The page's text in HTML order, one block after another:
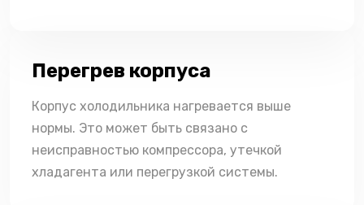
Перегрев корпуса
Корпус холодильника нагревается выше
нормы. Это может быть связано с
неисправностью компрессора, утечкой
хладагента или перегрузкой системы.